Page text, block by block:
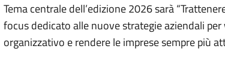
Tema centrale dell’edizione 2026 sarà
focus dedicato alle nuove strategie aziendali
organizzativo e rendere le imprese sempre più